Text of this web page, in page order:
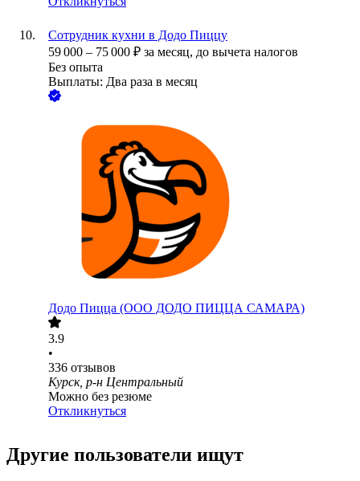
Сотрудник кухни в Додо Пиццу
59 000 – 75 000 ₽ за месяц, до вычета налогов
Без опыта
Выплаты: Два раза в месяц
Додо Пицца (ООО ДОДО ПИЦЦА САМАРА)
3.9
•
336 отзывов
Курск, р-н Центральный
Можно без резюме
Откликнуться
Другие пользователи ищут